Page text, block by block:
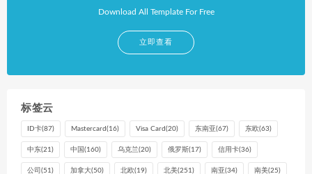
Download All Template For Free
立即查看
标签云
ID卡(87) Mastercard (16) Visa Card (20) 东南亚(67) 东欧(63)
中东(21) 中国 (160) 乌克兰(20) 俄罗斯(17) 信用卡(36)
公司 (51) 加拿大(50) 北欧(19) 北美(251) 南亚(34) 南美(25)